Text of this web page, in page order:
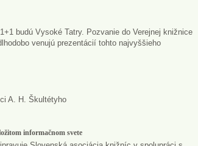
budú Vysoké Tatry. Pozvanie do Verejnej knižnice
venujú prezentácií tohto najvyššieho
A. H. Škultétyho
informačnom svete